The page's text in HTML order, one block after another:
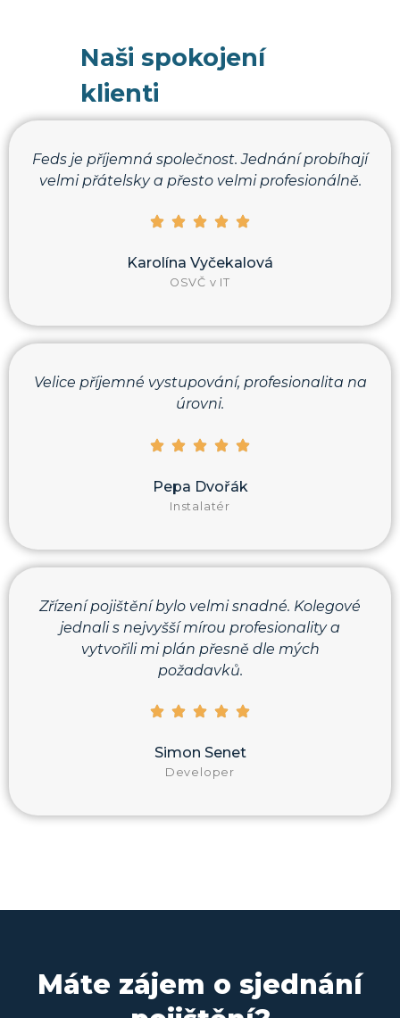
Naši spokojení
klienti
Feds je příjemná společnost. Jednání probíhají
velmi přátelsky a přesto velmi profesionálně.
Karolína Vyčekalová
OSVČ v IT
Velice příjemné vystupování, profesionalita na
úrovni.
Pepa Dvořák
Instalatér
Zřízení pojištění bylo velmi snadné. Kolegové
jednali s nejvyšší mírou profesionality a
vytvořili mi plán přesně dle mých
požadavků.
Simon Senet
Developer
Máte zájem o sjednání